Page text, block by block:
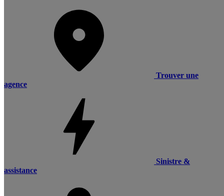
Trouver une
agence
Sinistre &
assistance